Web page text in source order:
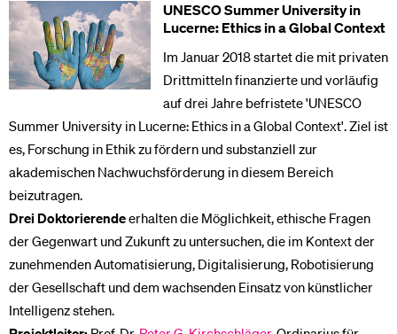
UNESCO Summer University in
Lucerne: Ethics in a Global Context
Im Januar 2018 startet die mit privaten
Drittmitteln finanzierte und vorläufig
auf drei Jahre befristete 'UNESCO
Summer University in Lucerne: Ethics in a Global Context'. Ziel ist
es, Forschung in Ethik zu fördern und substanziell zur
akademischen Nachwuchsförderung in diesem Bereich
beizutragen.
Drei Doktorierendeerhalten die Möglichkeit, ethische Fragen
der Gegenwart und Zukunft zu untersuchen, die im Kontext der
zunehmenden Automatisierung, Digitalisierung, Robotisierung
der Gesellschaft und dem wachsenden Einsatz von künstlicher
Intelligenz stehen.